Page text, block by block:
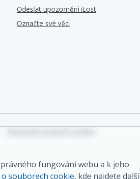
Odeslat upozornění iLost
Označte své věci
Nastavení souborů cookies
fungování webu a k jeho
souborech cookie, kde najdete další